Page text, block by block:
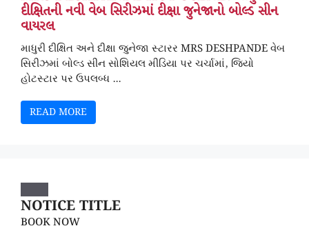
દીક્ષિતની નવી વેબ સિરીઝમાં દીક્ષા જુનેજાનો બોલ્ડ સીન
વાયરલ
માધુરી દીક્ષિત અને દીક્ષા જુનેજા સ્ટારર MRS DESHPANDE વેબ
સિરીઝમાં બોલ્ડ સીન સોશિયલ મીડિયા પર ચર્ચામાં, જિયો
હોટસ્ટાર પર ઉપલબ્ધ ...
READ MORE
NOTICE TITLE
BOOK NOW